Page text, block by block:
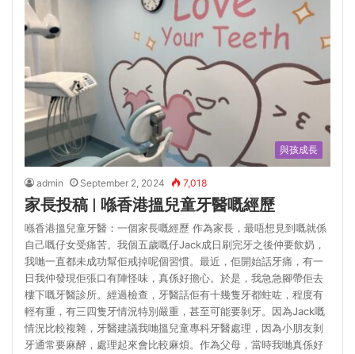
與孩成長
admin September 2, 2024 7,018
家長投稿 | 喺香港搵兒童牙醫嘅經歷
喺香港搵兒童牙醫：一個家長嘅經歷 作為家長，最唔想見到嘅就係
自己嘅仔女受痛苦。我個五歲嘅仔Jack成日刷完牙之後仲要飲奶，
我哋一直都未成功幫佢戒掉呢個習慣。最近，佢開始話牙痛，有一
日我仲發現佢張口有陣怪味，真係好擔心。於是，我急急腳帶佢去
樓下嘅牙醫診所。經過檢查，牙醫話佢有十幾隻牙都蛀咗，程度有
輕有重，有三四隻牙情況特別嚴重，甚至可能要剝牙。因為Jack嘅
情況比較複雜，牙醫建議我哋搵兒童專科牙醫處理，因為小朋友剝
牙通常要麻醉，處理起來會比較麻煩。作為父母，當時我哋真係好